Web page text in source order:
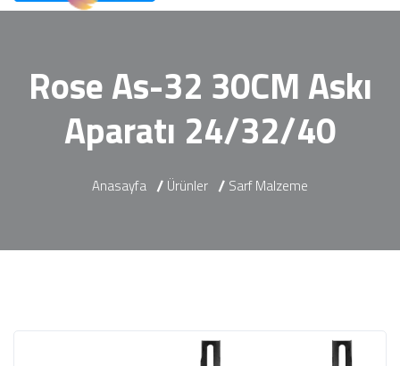
Rose As-32 30CM Askı
Aparatı 24/32/40
Anasayfa Ürünler Sarf Malzeme